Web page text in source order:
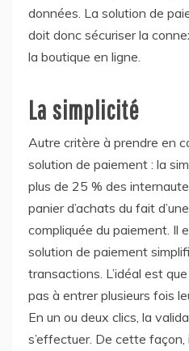
données. La solution de
doit donc sécuriser la
la boutique en ligne.
La simplicité
Autre critère à prendre en
solution de paiement : la
plus de 25 % des
panier d’achats du fait
compliquée du paiement. Il
solution de paiement
transactions. L’idéal est
pas à entrer plusieurs fois
En un ou deux clics, la
s’effectuer. De cette façon,